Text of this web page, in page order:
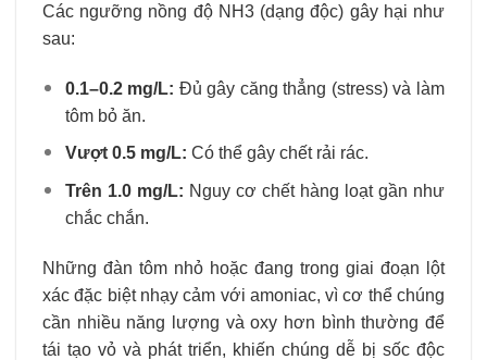
Các ngưỡng nồng độ NH3​ (dạng độc) gây hại như
sau:
0.1–0.2 mg/L: Đủ gây căng thẳng (stress) và làm
tôm bỏ ăn.
Vượt 0.5 mg/L: Có thể gây chết rải rác.
Trên 1.0 mg/L: Nguy cơ chết hàng loạt gần như
chắc chắn.
Những đàn tôm nhỏ hoặc đang trong giai đoạn lột
xác đặc biệt nhạy cảm với amoniac, vì cơ thể chúng
cần nhiều năng lượng và oxy hơn bình thường để
tái tạo vỏ và phát triển, khiến chúng dễ bị sốc độc